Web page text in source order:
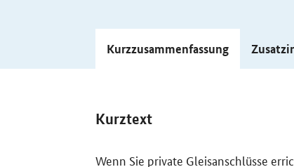
Kurzzusammenfassung
Kurztext
Wenn Sie private Gleisanschlüsse